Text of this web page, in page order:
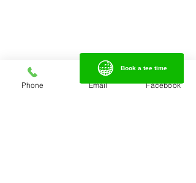
Phone Email Facebook
Book a tee time
Book a tee time